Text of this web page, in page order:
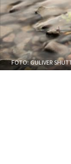
FOTO: GULIVER